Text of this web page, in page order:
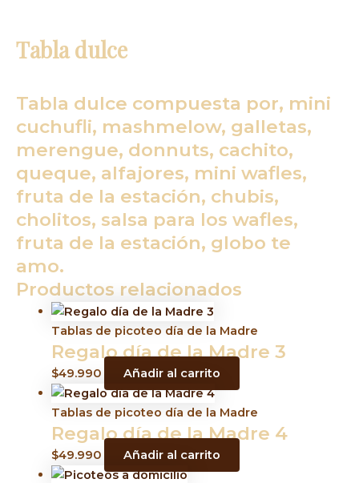
Tabla dulce
Tabla dulce compuesta por, mini
cuchufli, mashmelow, galletas,
merengue, donnuts, cachito,
queque, alfajores, mini wafles,
fruta de la estación, chubis,
cholitos, salsa para los wafles,
fruta de la estación, globo te
amo.
Productos relacionados
Tablas de picoteo día de la Madre
Regalo día de la Madre 3
$49.990 Añadir al carrito
Tablas de picoteo día de la Madre
Regalo día de la Madre 4
$49.990 Añadir al carrito